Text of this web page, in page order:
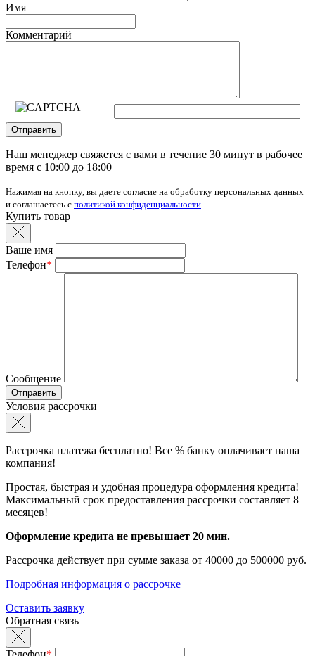
Имя
Комментарий
Отправить
Наш менеджер свяжется с вами в течение 30 минут в рабочее
время с 10:00 до 18:00
Нажимая на кнопку, вы даете согласие на обработку персональных данных
и соглашаетесь с политикой конфиденциальности
Купить товар
Ваше имя
Телефон*
Сообщение
Условия рассрочки
Рассрочка платежа бесплатно! Все % банку оплачивает наша
компания!
Простая, быстрая и удобная процедура оформления кредита!
Максимальный срок предоставления рассрочки составляет 8
месяцев!
Оформление кредита не превышает 20 мин.
Рассрочка действует при сумме заказа от 40000 до 500000 руб.
Подробная информация о рассрочке
Оставить заявку
Обратная связь